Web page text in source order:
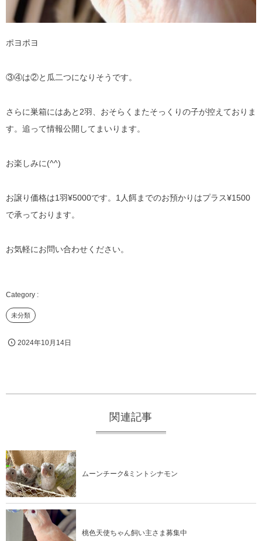
ポヨポヨ
③④は②と瓜二つになりそうです。
さらに巣箱にはあと2羽、おそらくまたそっくりの子が控えておりま
す。追って情報公開してまいります。
お楽しみに(^^)
お譲り価格は1羽¥5000です。1人餌までのお預かりはプラス¥1500
で承っております。
お気軽にお問い合わせください。
未分類
2024年10月14日
関連記事
ムーンチーク&ミントシナモン
桃色天使ちゃん飼い主さま募集中